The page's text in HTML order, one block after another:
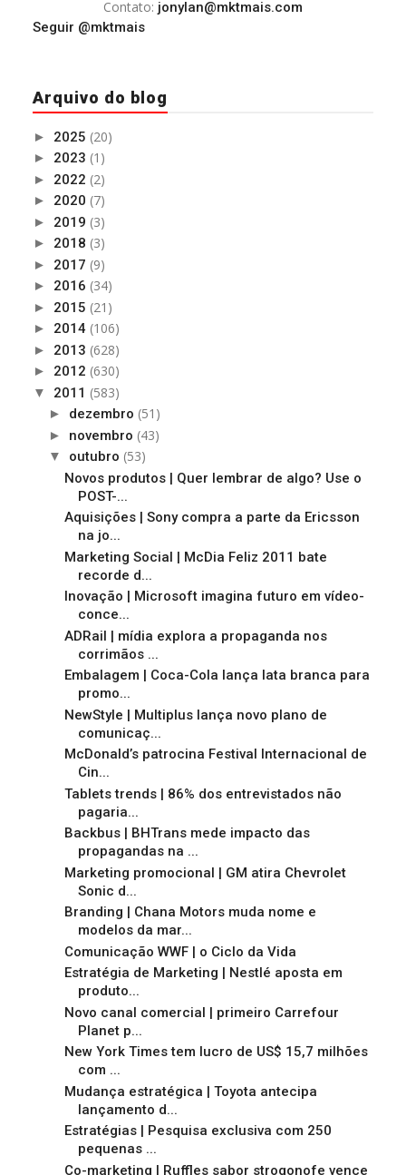
Contato: jonylan@mktmais.com
Seguir @mktmais
Arquivo do blog
► 2025 (20)
► 2023 (1)
► 2022 (2)
► 2020 (7)
► 2019 (3)
► 2018 (3)
► 2017 (9)
► 2016 (34)
► 2015 (21)
► 2014 (106)
► 2013 (628)
► 2012 (630)
▼ 2011 (583)
► dezembro (51)
► novembro (43)
▼ outubro (53)
Novos produtos | Quer lembrar de algo? Use o
POST-...
Aquisições | Sony compra a parte da Ericsson
na jo...
Marketing Social | McDia Feliz 2011 bate
recorde d...
Inovação | Microsoft imagina futuro em vídeo-
conce...
ADRail | mídia explora a propaganda nos
corrimãos ...
Embalagem | Coca-Cola lança lata branca para
promo...
NewStyle | Multiplus lança novo plano de
comunicaç...
McDonald’s patrocina Festival Internacional de
Cin...
Tablets trends | 86% dos entrevistados não
pagaria...
Backbus | BHTrans mede impacto das
propagandas na ...
Marketing promocional | GM atira Chevrolet
Sonic d...
Branding | Chana Motors muda nome e
modelos da mar...
Comunicação WWF | o Ciclo da Vida
Estratégia de Marketing | Nestlé aposta em
produto...
Novo canal comercial | primeiro Carrefour
Planet p...
New York Times tem lucro de US$ 15,7 milhões
com ...
Mudança estratégica | Toyota antecipa
lançamento d...
Estratégias | Pesquisa exclusiva com 250
pequenas ...
Co-marketing | Ruffles sabor strogonofe vence